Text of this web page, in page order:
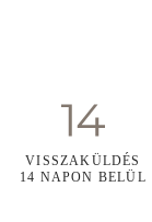
VISSZAKÜLDÉS
14 NAPON BELÜL